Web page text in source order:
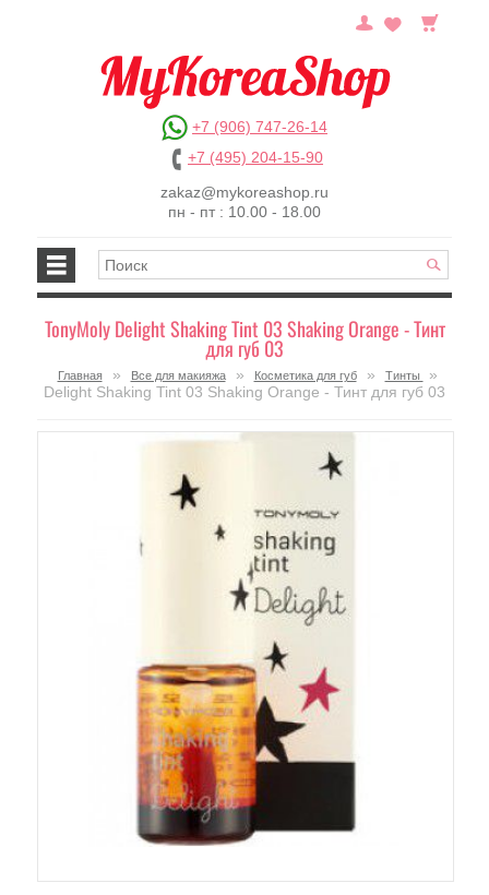
+7 (906) 747-26-14
+7 (495) 204-15-90
zakaz@mykoreashop.ru
пн - пт : 10.00 - 18.00
TonyMoly Delight Shaking Tint 03 Shaking Orange - Тинт
для губ 03
Главная » Все для макияжа » Косметика для губ » Тинты
»
Delight Shaking Tint 03 Shaking Orange - Тинт для губ 03